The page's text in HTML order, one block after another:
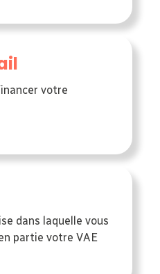
votre
dans laquelle vous
partie votre VAE